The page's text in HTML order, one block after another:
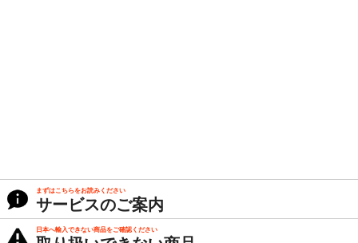
まずはこちらをお読みください
サービスのご案内
日本へ輸入できない商品をご確認ください